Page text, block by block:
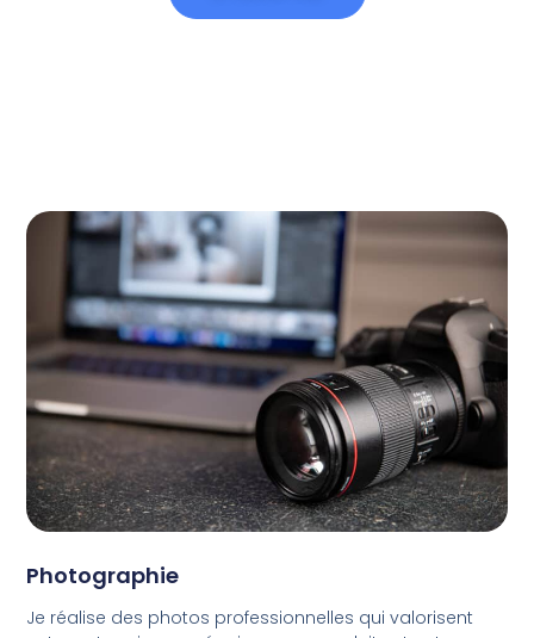
Photographie
Je réalise des photos professionnelles qui valorisent